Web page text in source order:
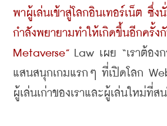
พาผู้เล่นเข้าสู่โลกอินเทอร์เน็ต ซึ่ง
กำลังพยายามทำให้เกิดขึ้นอีกครั้ง
Metaverse”
Law เผย “เราต้อง
แสนสนุกเกมแรกๆ ที่เปิดโลก
ผู้เล่นเก่าของเราและผู้เล่นใหม่ที่ส